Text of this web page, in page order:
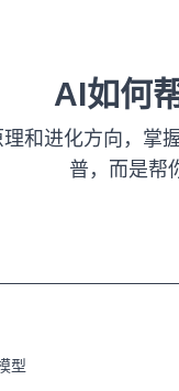
AI如何
和进化方向，掌
普，而是帮
型